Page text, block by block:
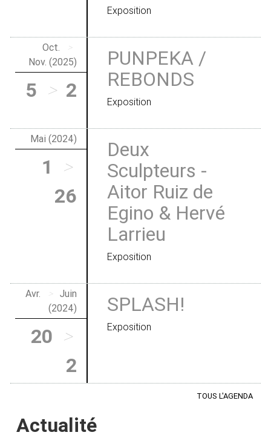
Exposition
Oct.
>
Nov. (2025)
5 > 2
PUNPEKA /
REBONDS
Exposition
Mai (2024)
1
>
26
Deux
Sculpteurs -
Aitor Ruiz de
Egino & Hervé
Larrieu
Exposition
Avr. >
Juin
(2024)
20 >
2
SPLASH!
Exposition
TOUS L'AGENDA
Actualité